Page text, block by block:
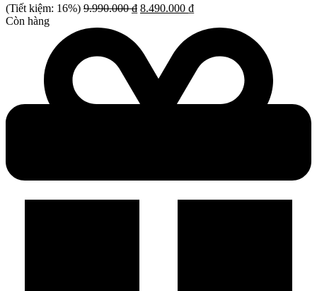
(Tiết kiệm: 16%) 9.990.000₫ Giá
9.990.000 ₫.
8.490.000 ₫Giá
tại
8.490.000 ₫.
Còn hàng